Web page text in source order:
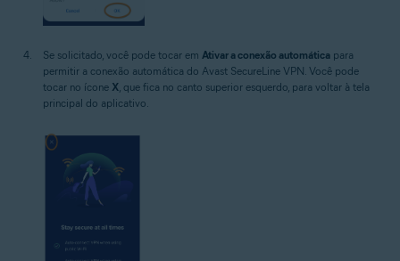
Se solicitado, você pode tocar em Ativar a conexão automática para
permitir a conexão automática do Avast SecureLine VPN. Você pode
tocar no ícone X, que fica no canto superior esquerdo, para voltar à tela
principal do aplicativo.